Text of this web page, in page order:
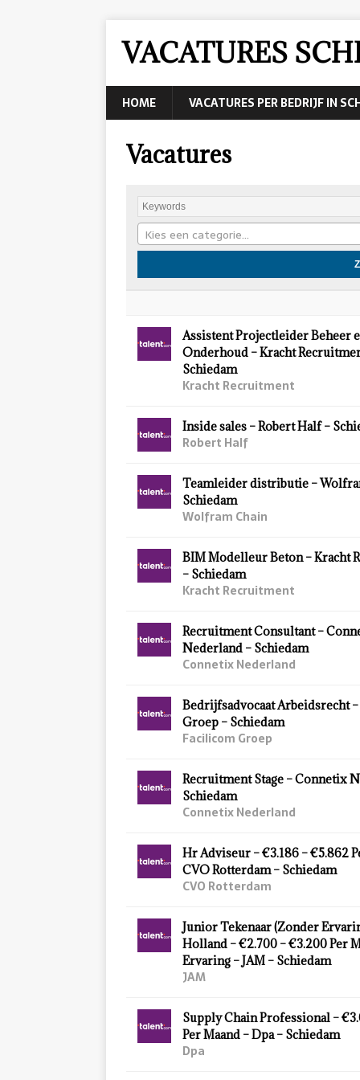
VACATURES
HOME VACATURES PER BEDRIJF IN
Vacatures
Kies een categorie…
Assistent Projectleider Beheer
Onderhoud – Kracht
Schiedam
Kracht Recruitment
Inside sales – Robert Half –
Robert Half
Teamleider distributie –
Schiedam
Wolfram Chain
BIM Modelleur Beton – Kracht
– Schiedam
Kracht Recruitment
Recruitment Consultant –
Nederland – Schiedam
Connetix Nederland
Bedrijfsadvocaat Arbeidsrecht
Groep – Schiedam
Facilicom Groep
Recruitment Stage – Connetix
Schiedam
Connetix Nederland
Hr Adviseur – €3.186 – €5.862
CVO Rotterdam – Schiedam
CVO Rotterdam
Junior Tekenaar (Zonder
Holland – €2.700 – €3.200 Per
Ervaring – JAM – Schiedam
JAM
Supply Chain Professional –
Per Maand – Dpa – Schiedam
Dpa